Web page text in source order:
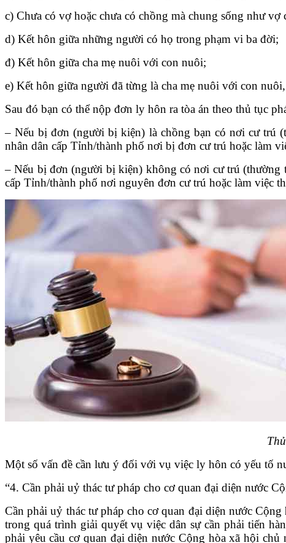
c) Chưa có vợ hoặc chưa có chồng mà chung sống như
d) Kết hôn giữa những người có họ trong phạm vi ba đời;
đ) Kết hôn giữa cha mẹ nuôi với con nuôi;
e) Kết hôn giữa người đã từng là cha mẹ nuôi với con
Sau đó bạn có thể nộp đơn ly hôn ra tòa án theo thủ tục
– Nếu bị đơn (người bị kiện) là chồng bạn có nơi cư trú
nhân dân cấp Tỉnh/thành phố nơi bị đơn cư trú hoặc làm
– Nếu bị đơn (người bị kiện) không có nơi cư trú (thường
cấp Tỉnh/thành phố nơi nguyên đơn cư trú hoặc làm việc
Một số vấn đề cần lưu ý đối với vụ việc ly hôn có yếu tố
“4. Cần phải uỷ thác tư pháp cho cơ quan đại diện nước
Cần phải uỷ thác tư pháp cho cơ quan đại diện nước
trong quá trình giải quyết vụ việc dân sự cần phải tiến
phải yêu cầu cơ quan đại diện nước Cộng hòa xã hội